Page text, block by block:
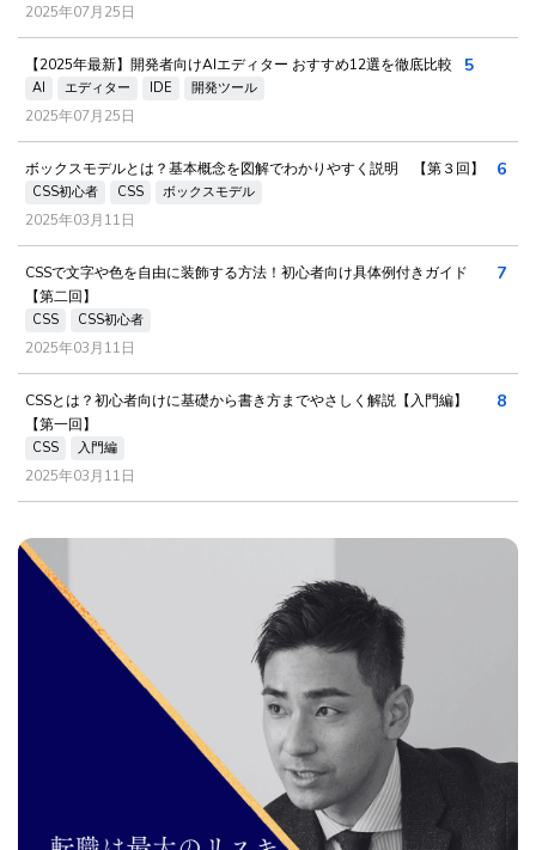
2025年07月25日
【2025年最新】開発者向けAIエディター おすすめ12選を徹底比較
AI エディター IDE 開発ツール
2025年07月25日
5
ボックスモデルとは？基本概念を図解でわかりやすく説明 【第３回】
CSS初心者 CSS ボックスモデル
2025年03月11日
6
CSSで文字や色を自由に装飾する方法！初心者向け具体例付きガイド
【第二回】
CSS CSS初心者
2025年03月11日
7
CSSとは？初心者向けに基礎から書き方までやさしく解説【入門編】
【第一回】
CSS 入門編
2025年03月11日
8